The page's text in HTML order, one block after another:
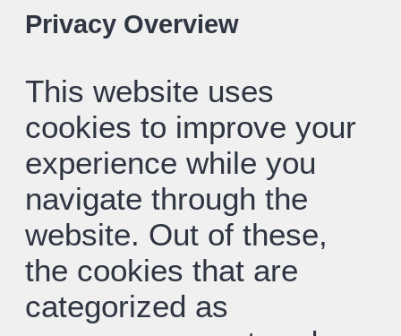
Privacy Overview
This website uses
cookies to improve your
experience while you
navigate through the
website. Out of these,
the cookies that are
categorized as